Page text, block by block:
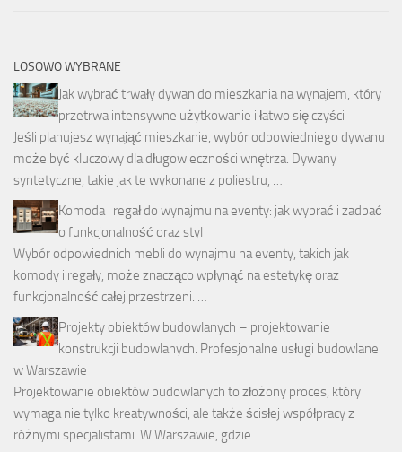
LOSOWO WYBRANE
Jak wybrać trwały dywan do mieszkania na wynajem, który
przetrwa intensywne użytkowanie i łatwo się czyści
Jeśli planujesz wynająć mieszkanie, wybór odpowiedniego dywanu
może być kluczowy dla długowieczności wnętrza. Dywany
syntetyczne, takie jak te wykonane z poliestru, …
Komoda i regał do wynajmu na eventy: jak wybrać i zadbać
o funkcjonalność oraz styl
Wybór odpowiednich mebli do wynajmu na eventy, takich jak
komody i regały, może znacząco wpłynąć na estetykę oraz
funkcjonalność całej przestrzeni. …
Projekty obiektów budowlanych – projektowanie
konstrukcji budowlanych. Profesjonalne usługi budowlane
w Warszawie
Projektowanie obiektów budowlanych to złożony proces, który
wymaga nie tylko kreatywności, ale także ścisłej współpracy z
różnymi specjalistami. W Warszawie, gdzie …